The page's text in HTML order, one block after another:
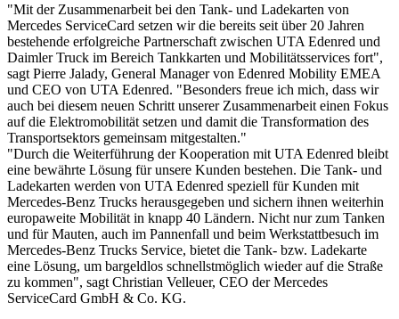
"Mit der Zusammenarbeit bei den Tank- und Ladekarten von
Mercedes ServiceCard setzen wir die bereits seit über 20 Jahren
bestehende erfolgreiche Partnerschaft zwischen UTA Edenred und
Daimler Truck im Bereich Tankkarten und Mobilitätsservices fort",
sagt Pierre Jalady, General Manager von Edenred Mobility EMEA
und CEO von UTA Edenred. "Besonders freue ich mich, dass wir
auch bei diesem neuen Schritt unserer Zusammenarbeit einen Fokus
auf die Elektromobilität setzen und damit die Transformation des
Transportsektors gemeinsam mitgestalten."
"Durch die Weiterführung der Kooperation mit UTA Edenred bleibt
eine bewährte Lösung für unsere Kunden bestehen. Die Tank- und
Ladekarten werden von UTA Edenred speziell für Kunden mit
Mercedes-Benz Trucks herausgegeben und sichern ihnen weiterhin
europaweite Mobilität in knapp 40 Ländern. Nicht nur zum Tanken
und für Mauten, auch im Pannenfall und beim Werkstattbesuch im
Mercedes-Benz Trucks Service, bietet die Tank- bzw. Ladekarte
eine Lösung, um bargeldlos schnellstmöglich wieder auf die Straße
zu kommen", sagt Christian Velleuer, CEO der Mercedes
ServiceCard GmbH & Co. KG.